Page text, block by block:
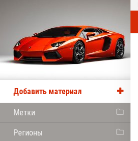
Добавить материал
Метки
Регионы